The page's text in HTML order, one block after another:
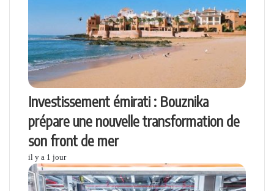
Investissement émirati : Bouznika
prépare une nouvelle transformation de
son front de mer
il y a 1 jour